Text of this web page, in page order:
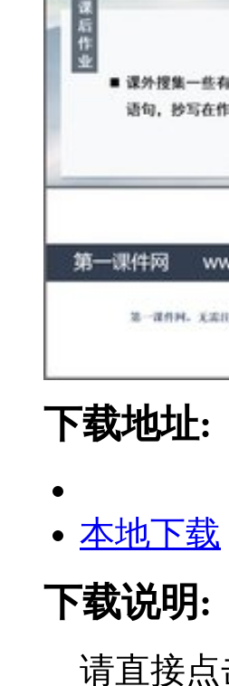
下载地址:
本地下载
下载说明:
请直接